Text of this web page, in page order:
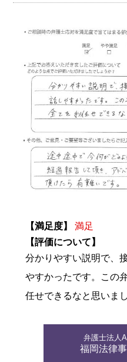
【満足度】
満足
【評価について】
分かりやすい説明で、
やすかったです。この
任せできるなと思いまし
弁護士法人
福岡法律